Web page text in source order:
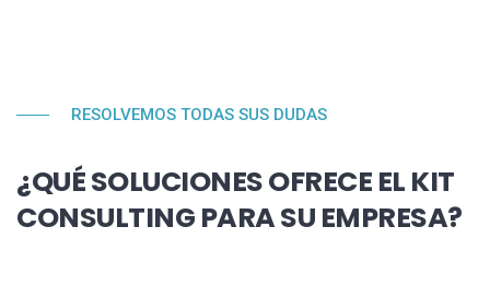
RESOLVEMOS TODAS SUS DUDAS
¿QUÉ SOLUCIONES OFRECE EL KIT
CONSULTING PARA SU EMPRESA?